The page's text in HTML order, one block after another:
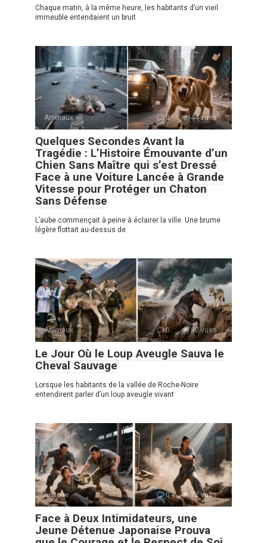
Chaque matin, à la même heure, les habitants d’un vieil
immeuble entendaient un bruit
Animaux 0 44 vues
Quelques Secondes Avant la
Tragédie : L’Histoire Émouvante d’un
Chien Sans Maître qui s’est Dressé
Face à une Voiture Lancée à Grande
Vitesse pour Protéger un Chaton
Sans Défense
L’aube commençait à peine à éclairer la ville. Une brume
légère flottait au-dessus de
Animaux 0 90 vues
Le Jour Où le Loup Aveugle Sauva le
Cheval Sauvage
Lorsque les habitants de la vallée de Roche-Noire
entendirent parler d’un loup aveugle vivant
histoire 0 72 vues
Face à Deux Intimidateurs, une
Jeune Détenue Japonaise Prouva